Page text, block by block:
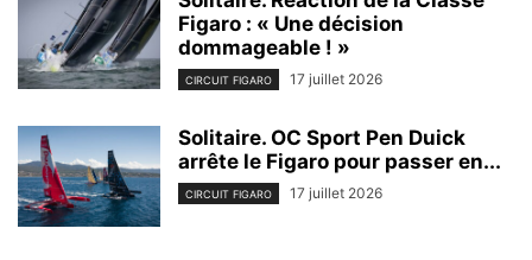
Figaro : « Une décision
dommageable ! »
CIRCUIT FIGARO 17 juillet 2026
Solitaire. OC Sport Pen Duick
arrête le Figaro pour passer en...
CIRCUIT FIGARO 17 juillet 2026